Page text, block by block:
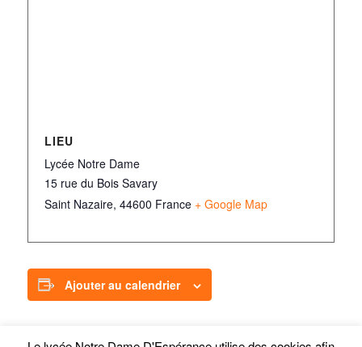
LIEU
Lycée Notre Dame
15 rue du Bois Savary
Saint Nazaire, 44600 France + Google Map
Ajouter au calendrier